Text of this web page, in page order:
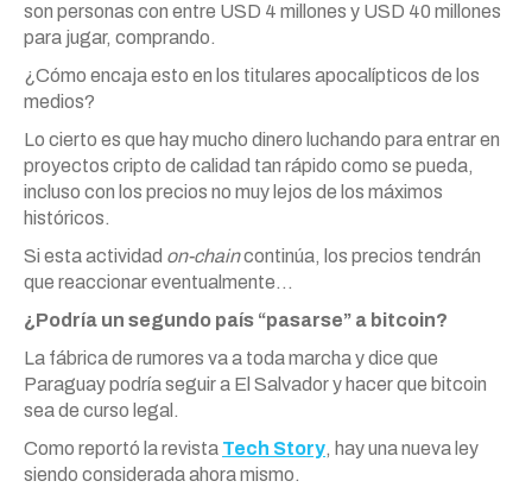
son personas con entre USD 4 millones y USD 40 millones
para jugar, comprando.
¿Cómo encaja esto en los titulares apocalípticos de los
medios?
Lo cierto es que hay mucho dinero luchando para entrar en
proyectos cripto de calidad tan rápido como se pueda,
incluso con los precios no muy lejos de los máximos
históricos.
Si esta actividad on-chaincontinúa, los precios tendrán
que reaccionar eventualmente…
¿Podría un segundo país “pasarse” a bitcoin?
La fábrica de rumores va a toda marcha y dice que
Paraguay podría seguir a El Salvador y hacer que bitcoin
sea de curso legal.
Como reportó la revista Tech Story, hay una nueva ley
siendo considerada ahora mismo.